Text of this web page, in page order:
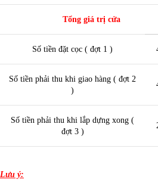
Tổng giá trị cửa
Số tiền đặt cọc ( đợt 1 )
Số tiền phải thu khi giao hàng ( đợt 2
)
Số tiền phải thu khi lắp dựng xong (
đợt 3 )
Lưu ý: